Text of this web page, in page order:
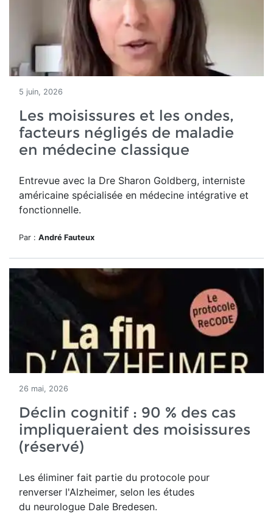
5 juin, 2026
Les moisissures et les ondes,
facteurs négligés de maladie
en médecine classique
Entrevue avec la Dre Sharon Goldberg, interniste
américaine spécialisée en médecine intégrative et
fonctionnelle.
Par : André Fauteux
26 mai, 2026
Déclin cognitif : 90 % des cas
impliqueraient des moisissures
(réservé)
Les éliminer fait partie du protocole pour
renverser l'Alzheimer, selon les études
du neurologue Dale Bredesen.